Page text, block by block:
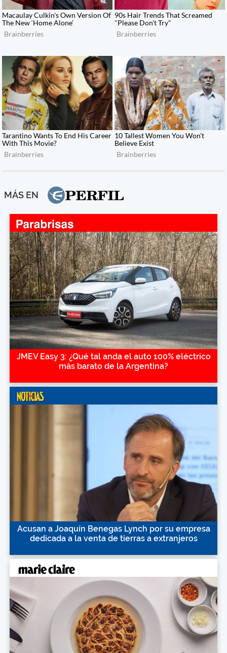
MÁS EN
JMEV Easy 3: ¿Qué tal anda el auto 100% eléctrico
más barato de la Argentina?
Acusan a Joaquín Benegas Lynch por su empresa
dedicada a la venta de tierras a extranjeros